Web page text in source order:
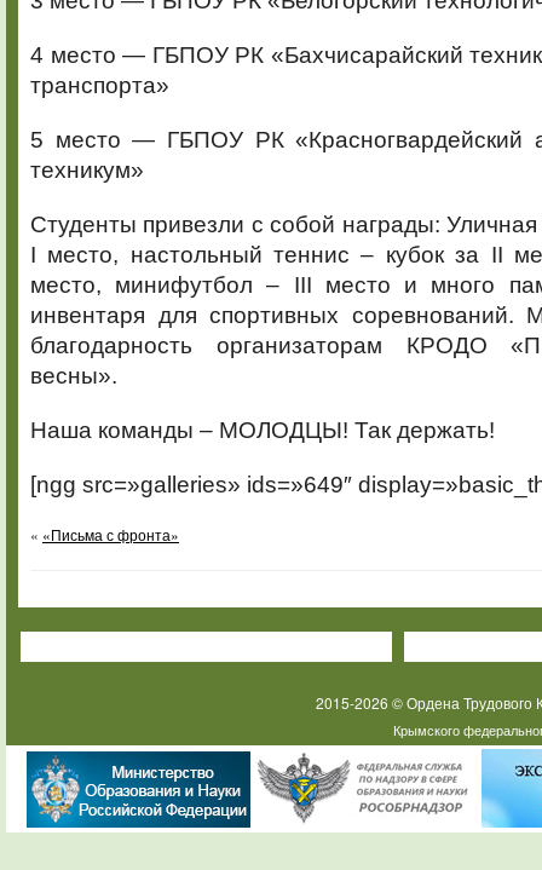
4 место — ГБПОУ РК «Бахчисарайский
транспорта»
5 место — ГБПОУ РК «Красногвардейский
техникум»
Студенты привезли с собой награды: Уличная
I место, настольный теннис – кубок за II
место, минифутбол – III место и много
инвентаря для спортивных
благодарность организаторам КРОДО
весны».
Наша команды – МОЛОДЦЫ! Так держать!
[ngg src=»galleries» ids=»649″
« «Письма с фронта»
2015-2026 © Ордена
Крымского